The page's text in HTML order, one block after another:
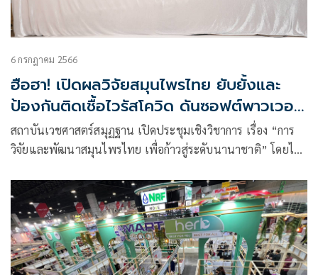
6 กรกฎาคม 2566
ฮือฮา! เปิดผลวิจัยสมุนไพรไทย ยับยั้งและ
ป้องกันติดเชื้อไวรัสโควิด ดันซอฟต์พาวเวอร์
ระดับโลก
สถาบันเวชศาสตร์สมุฏฐาน เปิดประชุมเชิงวิชาการ เรื่อง “การ
วิจัยและพัฒนาสมุนไพรไทย เพื่อก้าวสู่ระดับนานาชาติ” โดยได้
ของสหประชาชาติ และทีมวิจัยได้นำเสนอผลงานการวิจัยที่สำคัญ
ของตำรับยาสมุนไพร